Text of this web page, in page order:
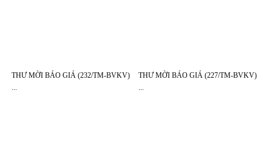
THƯ MỜI BÁO GIÁ (232/TM-BVKV) THƯ MỜI BÁO GIÁ (227/TM-BVKV)